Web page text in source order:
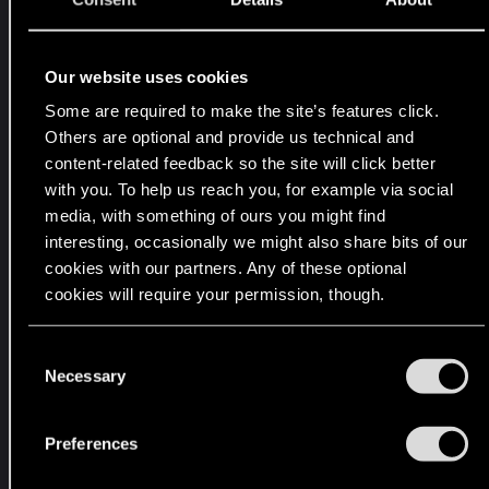
Our website uses cookies
Some are required to make the site’s features click.
Others are optional and provide us technical and
content-related feedback so the site will click better
with you. To help us reach you, for example via social
media, with something of ours you might find
interesting, occasionally we might also share bits of our
cookies with our partners. Any of these optional
cookies will require your permission, though.
and tweak your preferences regarding them in the
Necessary
Preferences
e
f